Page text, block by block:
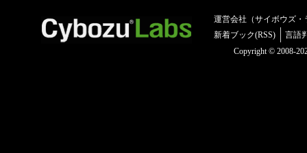
運営会社（サイボウズ・
新着ブック(RSS)
言語
Copyright © 2008-